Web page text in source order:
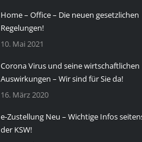
Home – Office – Die neuen gesetzlichen
Regelungen!
10. Mai 2021
Corona Virus und seine wirtschaftlichen
Auswirkungen – Wir sind für Sie da!
16. März 2020
e-Zustellung Neu – Wichtige Infos
der KSW!